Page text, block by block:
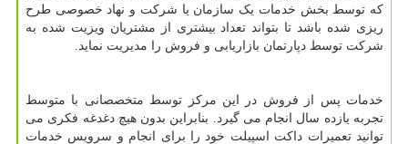
که توسط بخش خدمات یک سازمان یا شرکت و نهاد خصوصی طرح
ریزی شده باشد تا بتواند تعداد بیشتری از مشتریان ویزیت شده به
شرکت توسط دپارتمان بازاریابی و فروش را مدیریت نماید.
خدمات پس از فروش در این مرکز توسط متخصصانی با متوسط
تجربه یازده سال انجام می گیرد. بنابراین بدون هیچ دغدغه فکری می
توانید تعمیرات داکت اسپیلت خود را برای انجام و سرویس خدمات